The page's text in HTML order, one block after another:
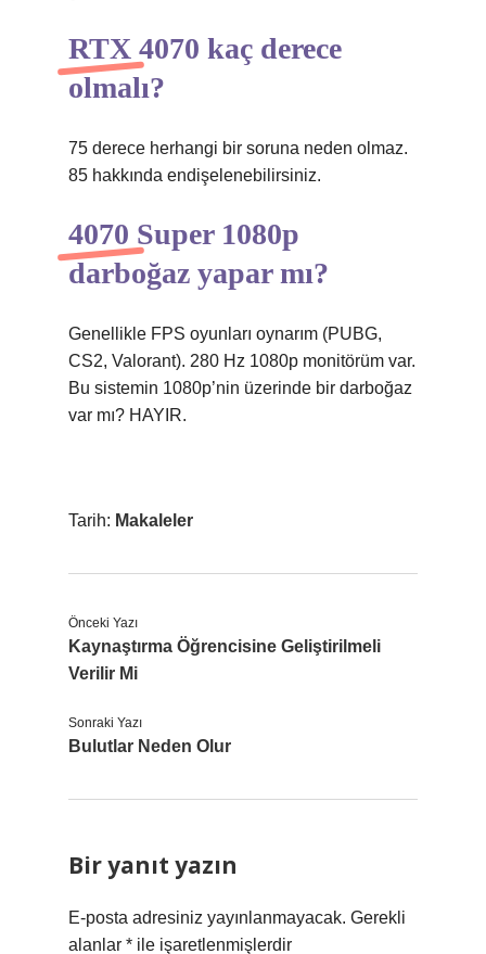
RTX 4070 kaç derece
olmalı?
75 derece herhangi bir soruna neden olmaz.
85 hakkında endişelenebilirsiniz.
4070 Super 1080p
darboğaz yapar mı?
Genellikle FPS oyunları oynarım (PUBG,
CS2, Valorant). 280 Hz 1080p monitörüm var.
Bu sistemin 1080p’nin üzerinde bir darboğaz
var mı? HAYIR.
Tarih: Makaleler
Önceki Yazı
Kaynaştırma Öğrencisine Geliştirilmeli
Verilir Mi
Sonraki Yazı
Bulutlar Neden Olur
Bir yanıt yazın
E-posta adresiniz yayınlanmayacak. Gerekli
alanlar * ile işaretlenmişlerdir